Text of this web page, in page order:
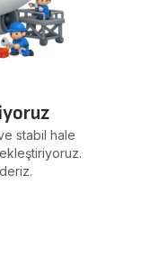
stabil hale